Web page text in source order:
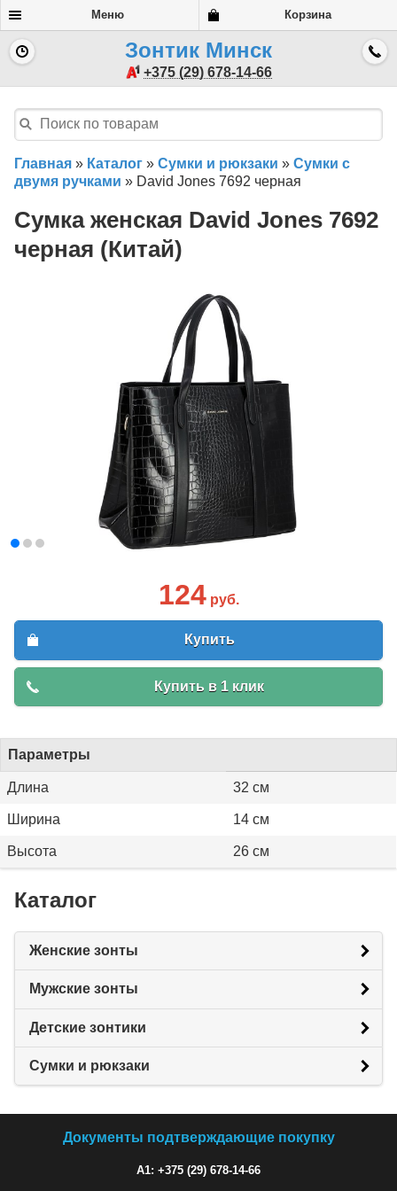
Меню Корзина
Зонтик Минск
+375 (29) 678-14-66
Главная » Каталог » Сумки и рюкзаки » Сумки с
двумя ручками » David Jones 7692 черная
Сумка женская David Jones 7692
черная (Китай)
124 руб.
Купить
Купить в 1 клик
Параметры
Длина 32 см
Ширина 14 см
Высота 26 см
Каталог
Женские зонты
Мужские зонты
Детские зонтики
Сумки и рюкзаки
Документы подтверждающие покупку
A1: +375 (29) 678-14-66